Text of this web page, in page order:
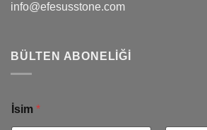
info@efesusstone.com
BÜLTEN ABONELIĞI
İsim *